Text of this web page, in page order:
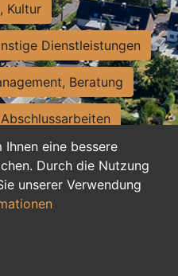
eine bessere
Durch die Nutzung
unserer Verwendung
Kultur
Dienstleistungen
Beratung
Sekretariat
Ausbildung